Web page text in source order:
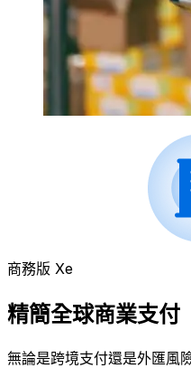
商務版 Xe
精簡全球商業支付
無論是跨境支付還是外匯風